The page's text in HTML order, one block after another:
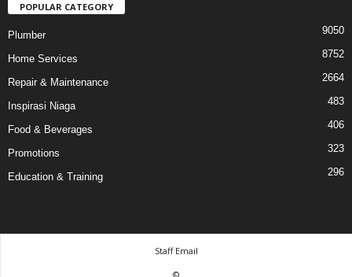
POPULAR CATEGORY
Plumber 9050
Home Services 8752
Repair & Maintenance 2664
Inspirasi Niaga 483
Food & Beverages 406
Promotions 323
Education & Training 296
Staff Email
©